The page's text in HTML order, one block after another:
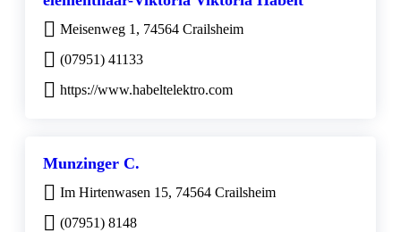
Meisenweg 1, 74564 Crailsheim
(07951) 41133
https://www.habeltelektro.com
Munzinger C.
Im Hirtenwasen 15, 74564 Crailsheim
(07951) 8148